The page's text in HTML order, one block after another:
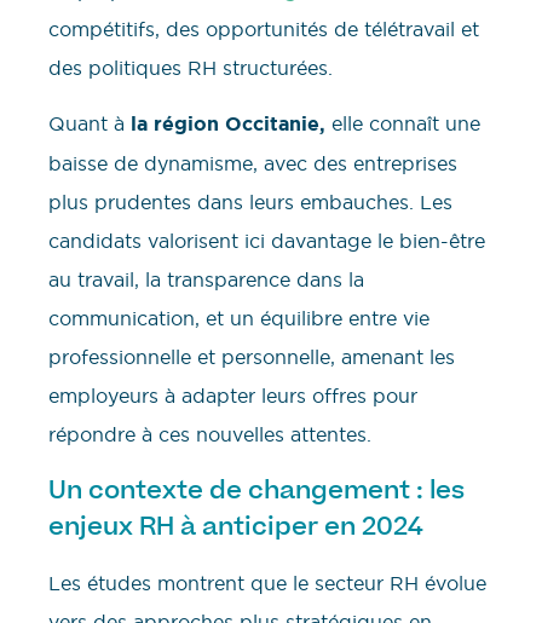
compétitifs, des opportunités de télétravail et
des politiques RH structurées.
Quant à la région Occitanie, elle connaît une
baisse de dynamisme, avec des entreprises
plus prudentes dans leurs embauches. Les
candidats valorisent ici davantage le bien-être
au travail, la transparence dans la
communication, et un équilibre entre vie
professionnelle et personnelle, amenant les
employeurs à adapter leurs offres pour
répondre à ces nouvelles attentes.
Un contexte de changement : les
enjeux RH à anticiper en 2024
Les études montrent que le secteur RH évolue